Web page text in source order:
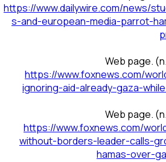
https://www.dailywire.com/news/
s-and-european-media-parrot-
Web page.
https://www.foxnews.com/
ignoring-aid-already-gaza-
Web page.
https://www.foxnews.com/
without-borders-leader-calls-
hamas-over-